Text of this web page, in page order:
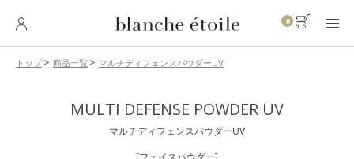
0
トップ 商品一覧 マルチディフェンスパウダーUV
MULTI DEFENSE POWDER UV
マルチディフェンスパウダーUV
SKINCARE スキンケア
ベースメイク